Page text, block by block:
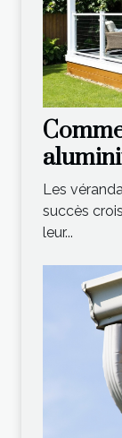
votre
Les
succès
leur...